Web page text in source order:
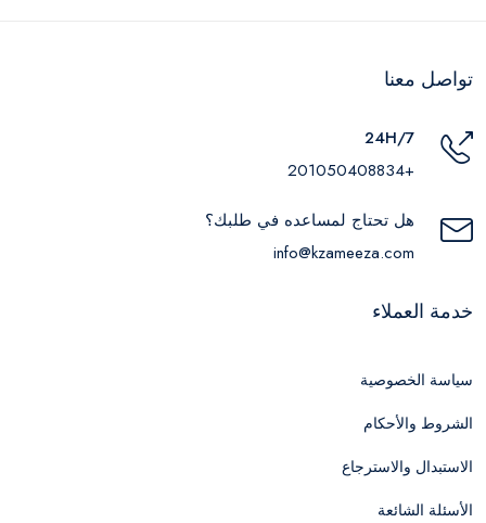
تواصل معنا
24H/7
+201050408834
هل تحتاج لمساعده في طلبك؟
info@kzameeza.com
خدمة العملاء
سياسة الخصوصية
الشروط والأحكام
الاستبدال والاسترجاع
الأسئلة الشائعة